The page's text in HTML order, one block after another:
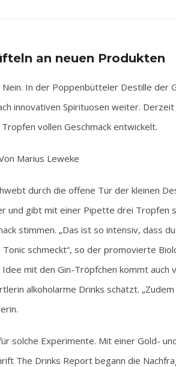
an neuen Produkten
In der Poppenbütteler Destille der
innovativen Spirituosen weiter.
vollen Geschmack entwickelt.
Marius Leweke
durch die offene Tür der kleinen
und gibt mit einer Pipette drei Tropfen
stimmen. „Das ist so intensiv, dass
schmeckt“, so der promovierte
mit den Gin-Tröpfchen kommt auch
alkoholarme Drinks schätzt.
solche Experimente. Mit einer Gold-
The Drinks Report begann die